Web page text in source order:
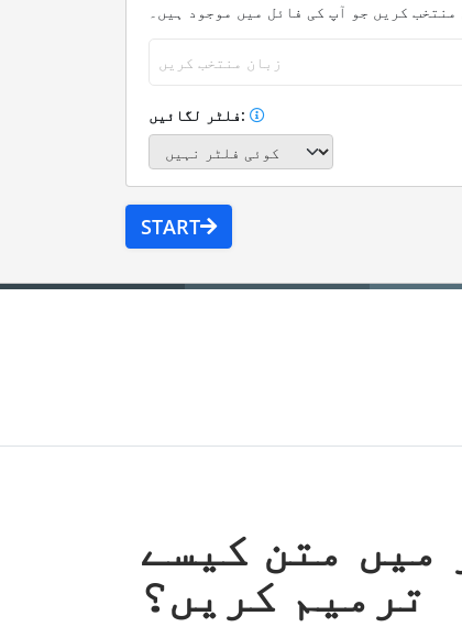
کریں جو آپ کی فائل میں موجود ہیں۔
زبان منتخب کریں
فلٹر لگائیں:
START
میں متن کیسے
ترمیم کریں؟